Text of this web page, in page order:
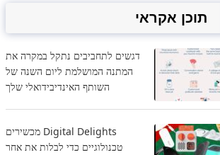
תוכן אקראי
דגשים לתחביבים נתקל במקרה את
המתנה המושלמת ליום השנה של
השותף האינדיבידואלי שלך
Digital Delights מכשירים
טכנולוגיים כדי לבלות את אחר